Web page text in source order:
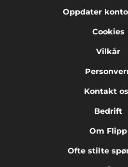
Oppdater
Cookies
Vilkår
Kontakt
Bedrift
Om Flipp
Ofte stilte